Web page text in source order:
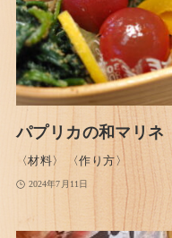
パプリカの和マリネ
〈材料〉 〈作り方〉
2024年7月11日